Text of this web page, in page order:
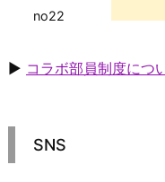
no22
▶ コラボ部員制度につ
SNS